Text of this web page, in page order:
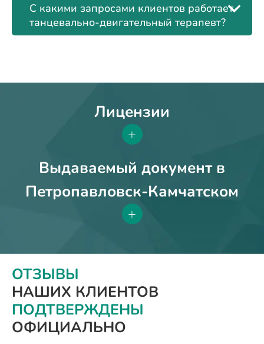
С какими запросами клиентов работает
танцевально-двигательный терапевт?
Лицензии
+
Выдаваемый документ в
Петропавловск-Камчатском
+
ОТЗЫВЫ
НАШИХ КЛИЕНТОВ
ПОДТВЕРЖДЕНЫ
ОФИЦИАЛЬНО